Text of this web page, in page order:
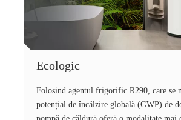
Ecologic
Folosind agentul frigorific R290, care se
potențial de încălzire globală (GWP) de